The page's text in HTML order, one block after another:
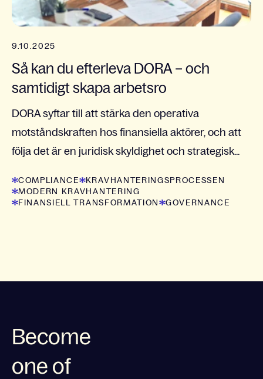
9.10.2025
Så kan du efterleva DORA – och
samtidigt skapa arbetsro
DORA syftar till att stärka den operativa
motståndskraften hos finansiella aktörer, och att
följa det är en juridisk skyldighet och strategisk...
COMPLIANCE
KRAVHANTERINGSPROCESSEN
MODERN KRAVHANTERING
FINANSIELL TRANSFORMATION
GOVERNANCE
Become
one of